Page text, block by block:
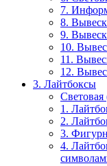
7.
8.
9.
10.
11.
12.
3. Лайтбоксы
Световая
1.
2.
3.
4.